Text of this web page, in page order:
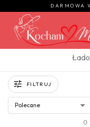
DARMOWA
FILTRUJ
Polecane
0